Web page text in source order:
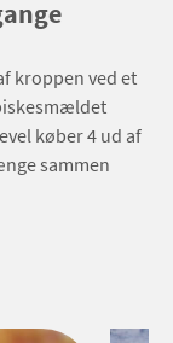
kroppen ved et
køber 4 ud af
sammen